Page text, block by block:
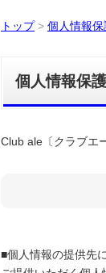
トップ > 個人情報
個人情報保
Club ale〔クラブエ
■個人情報の提供先